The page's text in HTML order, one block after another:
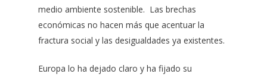
medio ambiente sostenible. Las brechas
económicas no hacen más que acentuar la
fractura social y las desigualdades ya existentes.
Europa lo ha dejado claro y ha fijado su